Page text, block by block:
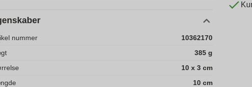
nummer
10362170
385 g
10 x 3 cm
10 cm